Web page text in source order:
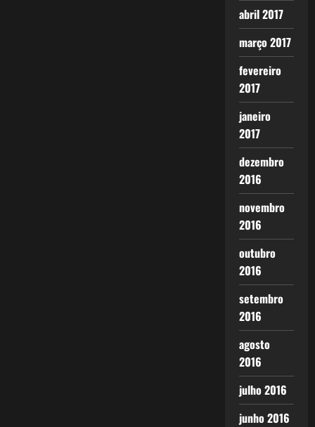
abril 2017
março 2017
fevereiro
2017
janeiro
2017
dezembro
2016
novembro
2016
outubro
2016
setembro
2016
agosto
2016
julho 2016
junho 2016